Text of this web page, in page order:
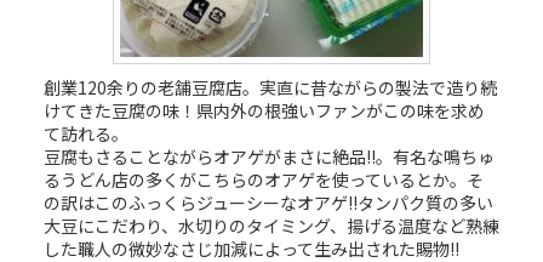
創業120余りの老舗豆腐店。実直に昔ながらの製法で造り続
けてきた豆腐の味！県内外の根強いファンがこの味を求め
て訪れる。
豆腐もさることながらオアゲがまさに絶品!!。有名な鳴ちゅ
るうどん店の多くがこちらのオアゲを使っているとか。そ
の訳はこのふっくらジューシーなオアゲ!!タンパク質の多い
大豆にこだわり、水切りのタイミング、揚げる温度など熟練
した職人の微妙なさじ加減によって生み出された賜物!!